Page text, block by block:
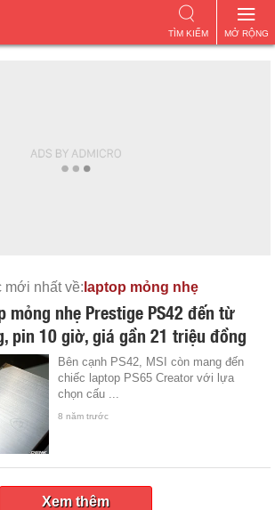
MỞ RỘNG
TÌM KIẾM
mới nhất về: laptop mỏng nhẹ
mỏng nhẹ Prestige PS42 đến từ
pin 10 giờ, giá gần 21 triệu đồng
Bên cạnh PS42, MSI còn mang đến
chiếc laptop PS65 Creator với lựa
chọn cấu ...
8 năm trước
Xem thêm